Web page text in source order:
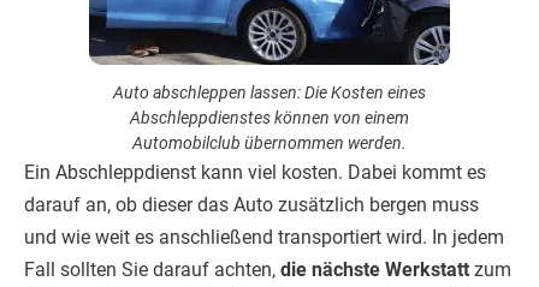
Auto abschleppen lassen: Die Kosten eines
Abschleppdienstes können von einem
Automobilclub übernommen werden.
Ein Abschleppdienst kann viel kosten. Dabei kommt es
darauf an, ob dieser das Auto zusätzlich bergen muss
und wie weit es anschließend transportiert wird. In jedem
Fall sollten Sie darauf achten, die nächste Werkstatt zum